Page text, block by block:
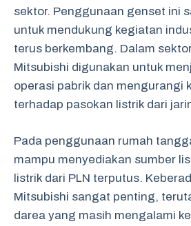
sektor. Penggunaan genset ini
untuk mendukung kegiatan
terus berkembang. Dalam
Mitsubishi digunakan untuk
operasi pabrik dan mengurangi
terhadap pasokan listrik dari
Pada penggunaan rumah
mampu menyediakan sumber
listrik dari PLN terputus.
Mitsubishi sangat penting,
darea yang masih mengalami